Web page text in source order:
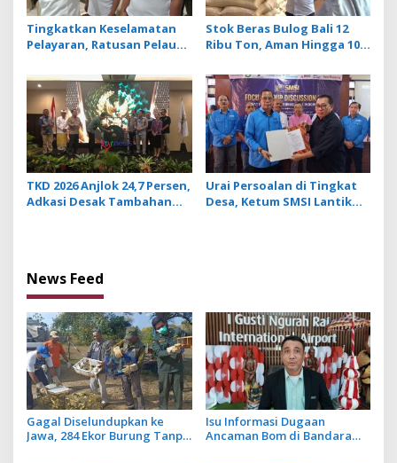
Tingkatkan Keselamatan
Pelayaran, Ratusan Pelaut
dan JMPR
Stok Beras Bulog Bali 12
Ribu Ton, Aman Hingga 10
TKD 2026 Anjlok 24,7 Persen,
Adkasi Desak Tambahan
Urai Persoalan di Tingkat
Desa, Ketum SMSI Lantik
News Feed
Gagal Diselundupkan ke
Jawa, 284 Ekor Burung Tanpa
Isu Informasi Dugaan
Ancaman Bom di Bandara